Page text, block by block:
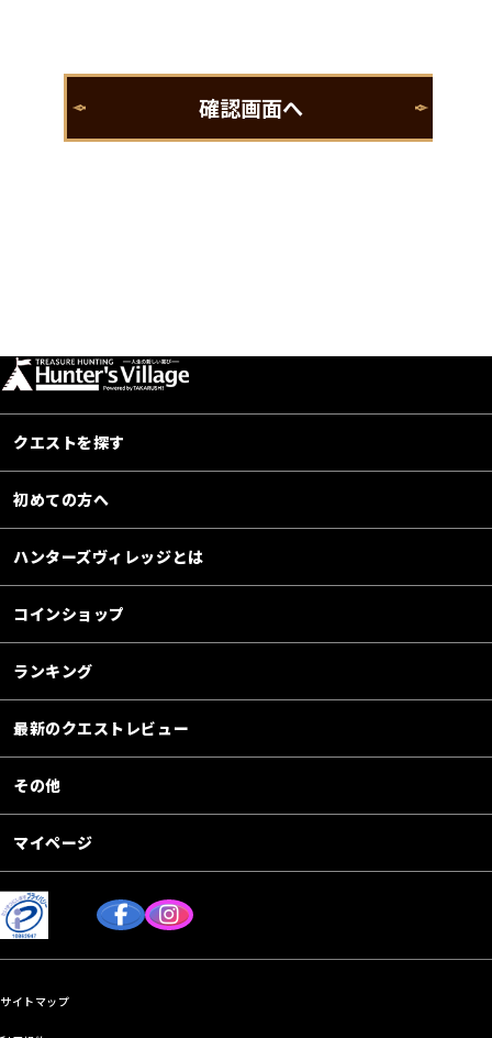
クエストを探す
初めての方へ
ハンターズヴィレッジとは
コインショップ
ランキング
最新のクエストレビュー
その他
マイページ
サイトマップ